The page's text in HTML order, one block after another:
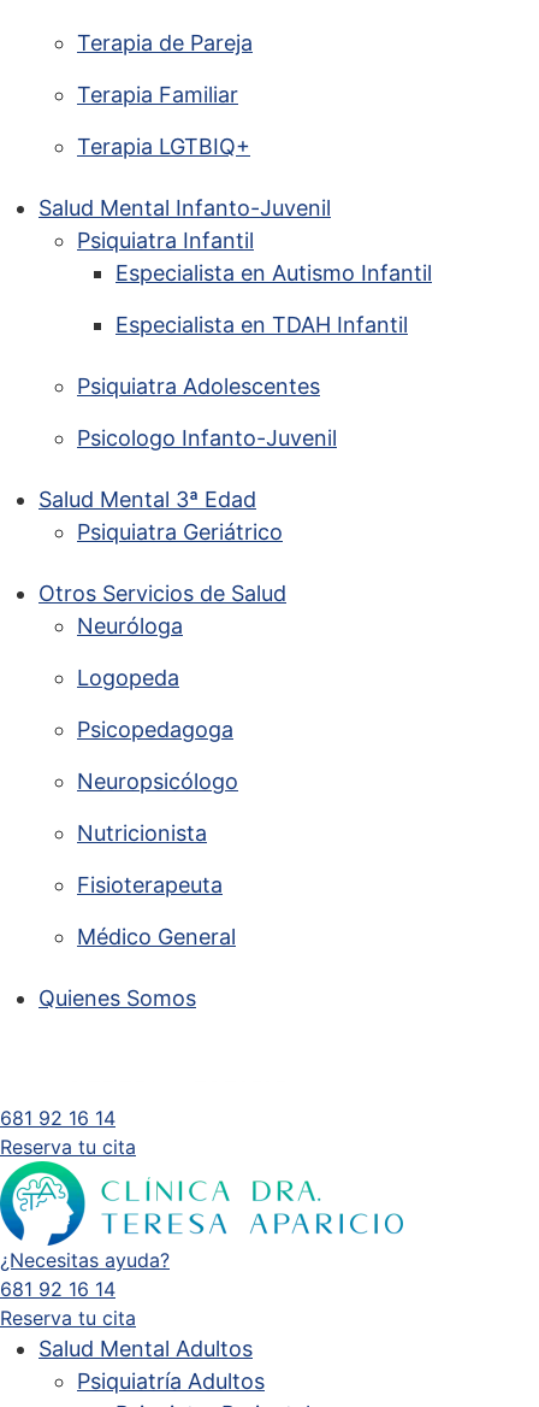
Terapia de Pareja
Terapia Familiar
Terapia LGTBIQ+
Salud Mental Infanto-Juvenil
Psiquiatra Infantil
Especialista en Autismo Infantil
Especialista en TDAH Infantil
Psiquiatra Adolescentes
Psicologo Infanto-Juvenil
Salud Mental 3ª Edad
Psiquiatra Geriátrico
Otros Servicios de Salud
Neuróloga
Logopeda
Psicopedagoga
Neuropsicólogo
Nutricionista
Fisioterapeuta
Médico General
Quienes Somos
681 92 16 14
Reserva tu cita
¿Necesitas ayuda?
681 92 16 14
Reserva tu cita
Salud Mental Adultos
Psiquiatría Adultos